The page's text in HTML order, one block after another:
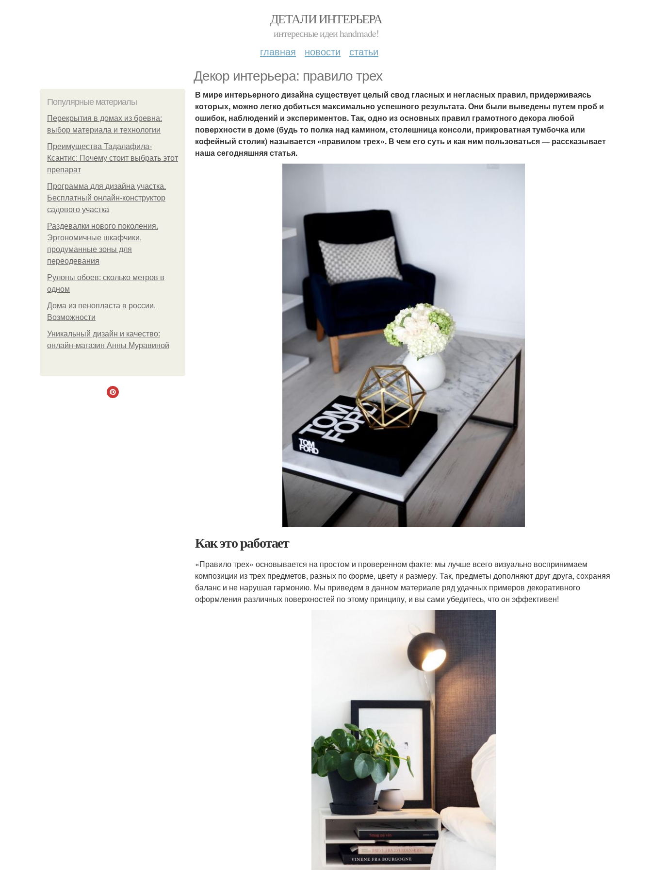
ДЕТАЛИ ИНТЕРЬЕРА
интересные идеи handmade!
главная новости статьи
Декор интерьера: правило трех
Популярные материалы
Перекрытия в домах из бревна:
выбор материала и технологии
Преимущества Тадалафила-
Ксантис: Почему стоит выбрать этот
препарат
Программа для дизайна участка.
Бесплатный онлайн-конструктор
садового участка
Раздевалки нового поколения.
Эргономичные шкафчики,
продуманные зоны для
переодевания
Рулоны обоев: сколько метров в
одном
Дома из пенопласта в россии.
Возможности
Уникальный дизайн и качество:
онлайн-магазин Анны Муравиной
В мире интерьерного дизайна существует целый свод гласных и негласных правил, придерживаясь
которых, можно легко добиться максимально успешного результата. Они были выведены путем проб и
ошибок, наблюдений и экспериментов. Так, одно из основных правил грамотного декора любой
поверхности в доме (будь то полка над камином, столешница консоли, прикроватная тумбочка или
кофейный столик) называется «правилом трех». В чем его суть и как ним пользоваться — рассказывает
наша сегодняшняя статья.
Как это работает
«Правило трех» основывается на простом и проверенном факте: мы лучше всего визуально воспринимаем
композиции из трех предметов, разных по форме, цвету и размеру. Так, предметы дополняют друг друга, сохраняя
баланс и не нарушая гармонию. Мы приведем в данном материале ряд удачных примеров декоративного
оформления различных поверхностей по этому принципу, и вы сами убедитесь, что он эффективен!